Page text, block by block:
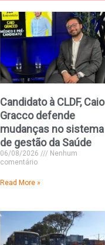
Candidato à CLDF, Caio
Gracco defende
mudanças no sistema
de gestão da Saúde
06/08/2026
Nenhum
comentário
Read More »